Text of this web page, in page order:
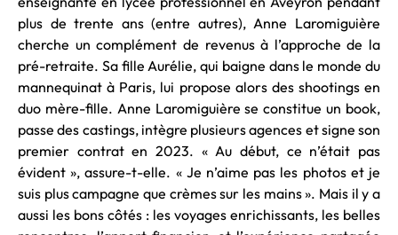
plus de trente ans (entre autres), Anne Laromiguière
cherche un complément de revenus à l’approche de la
pré-retraite. Sa fille Aurélie, qui baigne dans le monde du
mannequinat à Paris, lui propose alors des shootings en
duo mère-fille. Anne Laromiguière se constitue un book,
passe des castings, intègre plusieurs agences et signe son
premier contrat en 2023. « Au début, ce n’était pas
évident », assure-t-elle. « Je n’aime pas les photos et je
suis plus campagne que crèmes sur les mains ». Mais il y a
aussi les bons côtés : les voyages enrichissants, les belles